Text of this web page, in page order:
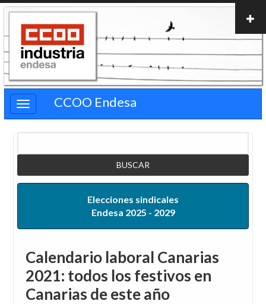
Pasar
contenido
principal
CCOO Endesa
Elecciones sindicales
Endesa 2025 - 2029
Calendario laboral Canarias
2021: todos los festivos en
Canarias de este año